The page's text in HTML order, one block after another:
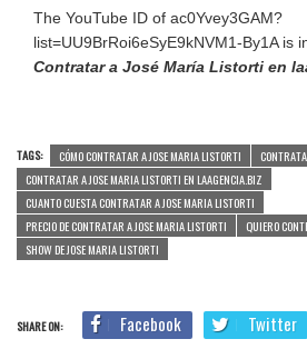
The YouTube ID of ac0Yvey3GAM?
list=UU9BrRoi6eSyE9kNVM1-By1A is
Contratar a José María Listorti en
TAGS: CÓMO CONTRATAR A JOSE MARIA LISTORTI
CONTRATAR A JOSE MARIA LISTORTI EN LAAGENCIA.BIZ
CUANTO CUESTA CONTRATAR A JOSE MARIA LISTORTI
PRECIO DE CONTRATAR A JOSE MARIA LISTORTI
QUIERO
SHOW DE JOSE MARIA LISTORTI
SHARE ON: Facebook Twitter